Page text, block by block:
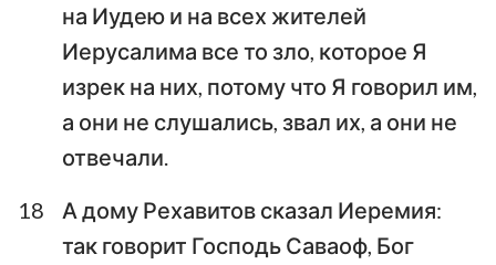
на Иудею и на всех жителей
Иерусалима все то зло, которое Я
изрек на них, потому что Я говорил им,
а они не слушались, звал их, а они не
отвечали.
18
А дому Рехавитов сказал Иеремия:
так говорит Господь Саваоф, Бог